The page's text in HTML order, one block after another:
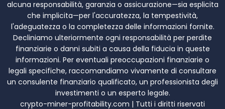
alcuna responsabilità, garanzia o assicurazione—sia esplicita
che implicita—per l'accuratezza, la tempestività,
l'adeguatezza o la completezza delle informazioni fornite.
Decliniamo ulteriormente ogni responsabilità per perdite
finanziarie o danni subiti a causa della fiducia in queste
informazioni. Per eventuali preoccupazioni finanziarie o
legali specifiche, raccomandiamo vivamente di consultare
un consulente finanziario qualificato, un professionista degli
investimenti o un esperto legale.
crypto-miner-profitability.com | Tutti i diritti riservati